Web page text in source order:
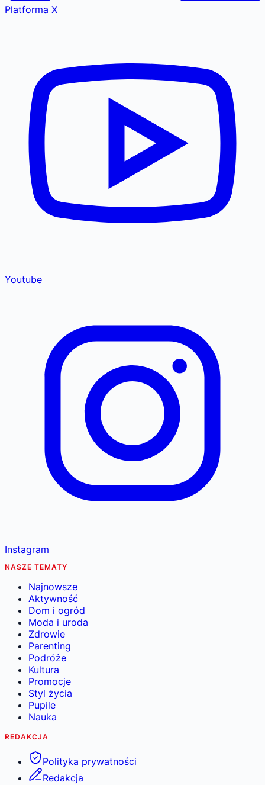
Platforma X
Youtube
Instagram
NASZE TEMATY
Najnowsze
Aktywność
Dom i ogród
Moda i uroda
Zdrowie
Parenting
Podróże
Kultura
Promocje
Styl życia
Pupile
Nauka
REDAKCJA
Polityka prywatności
Redakcja